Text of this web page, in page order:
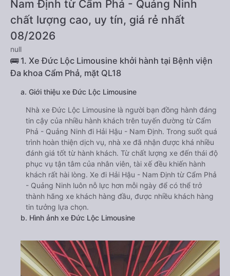
Nam Định từ Cẩm Phả - Quảng Ninh
chất lượng cao, uy tín, giá rẻ nhất
08/2026
null
🚌 1. Xe Đức Lộc Limousine khởi hành tại Bệnh viện
Đa khoa Cẩm Phả, mặt QL18
a. Giới thiệu xe Đức Lộc Limousine
Nhà xe Đức Lộc Limousine là người bạn đồng hành đáng
tin cậy của nhiều hành khách trên tuyến đường từ Cẩm
Phả - Quảng Ninh đi Hải Hậu - Nam Định. Trong suốt quá
trình hoàn thiện dịch vụ, nhà xe đã nhận được khá nhiều
đánh giá tốt từ hành khách. Từ chất lượng xe đến thái độ
phục vụ tận tâm của nhân viên, tài xế đều khiến hành
khách rất hài lòng. Xe đi Hải Hậu - Nam Định từ Cẩm Phả
- Quảng Ninh luôn nỗ lực hơn mỗi ngày để có thể trở
thành hãng xe khách hàng đầu, được nhiều khách hàng
tin tưởng lựa chọn.
b. Hình ảnh xe Đức Lộc Limousine